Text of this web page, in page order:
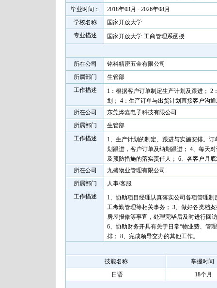
毕业时间：
2018年03月 - 2026年08月
学校名称
国家开放大学
专业描述
国家开放大学-工商管理系函授
所在公司
铭科精密五金有限公司
所属部门
生管部
工作描述
1：根据客户订单制定生产计划及跟进；
划； 4：生产订单与出货计划直接客户沟
所在公司
东莞烨嘉电子科技有限公司
所属部门
生管部
工作描述
1、生产计划的制定、跟进与实施安排。
划跟进，客户订单及纳期跟进； 4、每天
及预防措施的落实责任人； 6、各客户月
所在公司
九盛物业管理有限公司
所属部门
人事/客服
工作描述
1、协助项目经理认真落实公司各项管理
工考勤管理等相关事务； 3、做好各类档
房屋报修等事宜，处理完毕后及时进行回
6、协助财务开具有关于日常“物业费、管
排； 8、完成领导交办的其他工作。
技能名称
掌握时间
日语
18个月